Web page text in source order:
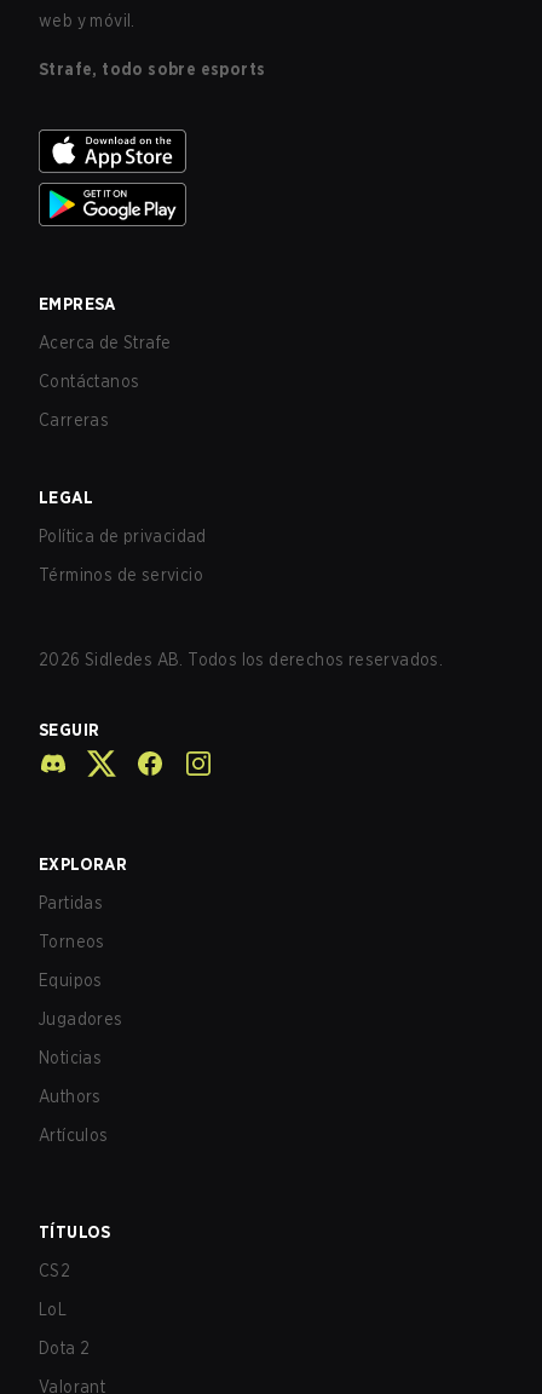
web y móvil.
Strafe, todo sobre esports
EMPRESA
Acerca de Strafe
Contáctanos
Carreras
LEGAL
Política de privacidad
Términos de servicio
2026 Sidledes AB. Todos los derechos reservados.
SEGUIR
EXPLORAR
Partidas
Torneos
Equipos
Jugadores
Noticias
Authors
Artículos
TÍTULOS
CS2
LoL
Dota 2
Valorant